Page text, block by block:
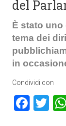
del
È stato uno
tema dei
in
Condividi con